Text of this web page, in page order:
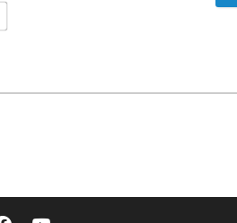
Email*